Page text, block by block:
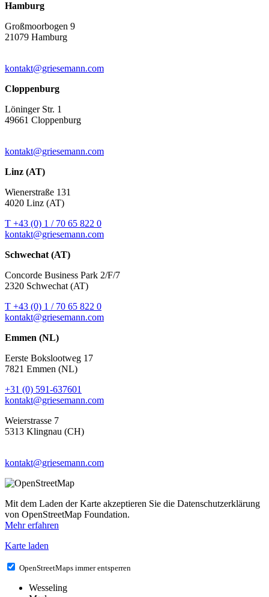
Hamburg
Großmoorbogen 9
21079 Hamburg
kontakt@griesemann.com
Cloppenburg
Löninger Str. 1
49661 Cloppenburg
kontakt@griesemann.com
Linz (AT)
Wienerstraße 131
4020 Linz (AT)
T +43 (0) 1 / 70 65 822 0
kontakt@griesemann.com
Schwechat (AT)
Concorde Business Park 2/F/7
2320 Schwechat (AT)
T +43 (0) 1 / 70 65 822 0
kontakt@griesemann.com
Emmen (NL)
Eerste Bokslootweg 17
7821 Emmen (NL)
+31 (0) 591-637601
kontakt@griesemann.com
Weierstrasse 7
5313 Klingnau (CH)
kontakt@griesemann.com
Mit dem Laden der Karte akzeptieren Sie die Datenschutzerklärung
von OpenStreetMap Foundation.
Mehr erfahren
Karte laden
OpenStreetMaps immer entsperren
Wesseling